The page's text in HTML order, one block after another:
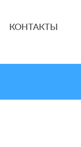
КОНТАКТЫ